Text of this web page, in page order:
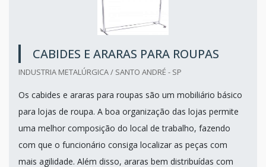
CABIDES E ARARAS PARA ROUPAS
INDUSTRIA METALÚRGICA / SANTO ANDRÉ - SP
Os cabides e araras para roupas são um mobiliário básico
para lojas de roupa. A boa organização das lojas permite
uma melhor composição do local de trabalho, fazendo
com que o funcionário consiga localizar as peças com
mais agilidade. Além disso, araras bem distribuídas com